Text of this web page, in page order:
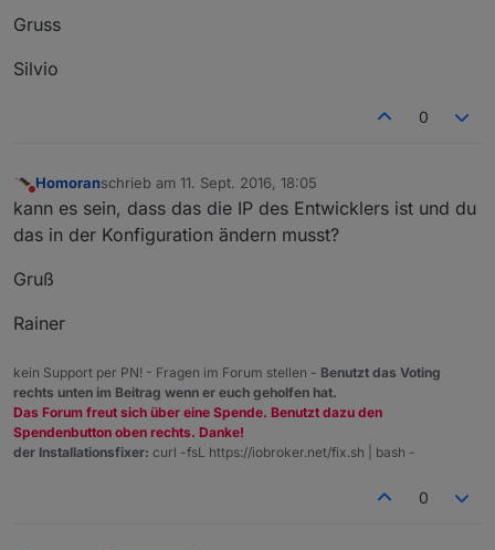
Gruss
Silvio
0
Nicht stören
Homoranschrieb am 11. Sept. 2016, 18:05
zuletzt editiert von
kann es sein, dass das die IP des Entwicklers ist und du
das in der Konfiguration ändern musst?
Gruß
Rainer
kein Support per PN! - Fragen im Forum stellen - Benutzt das Voting
rechts unten im Beitrag wenn er euch geholfen hat.
Das Forum freut sich über eine Spende. Benutzt dazu den
Spendenbutton oben rechts. Danke!
der Installationsfixer: curl -fsL https://iobroker.net/fix.sh | bash -
0